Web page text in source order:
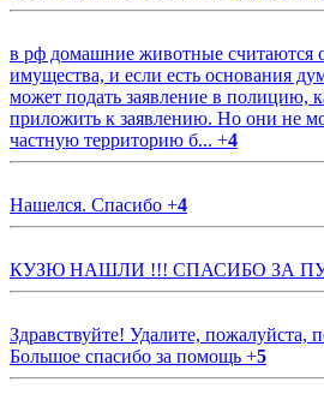
в рф домашние животные считаются
имущества, и если есть основания
может подать заявление в полицию,
приложить к заявлению. Но они не
частную территорию б... +4
Нашелся. Спасибо +4
КУЗЮ НАШЛИ !!! СПАСИБО ЗА
Здравствуйте! Удалите, пожалуйста,
Большое спасибо за помощь +5